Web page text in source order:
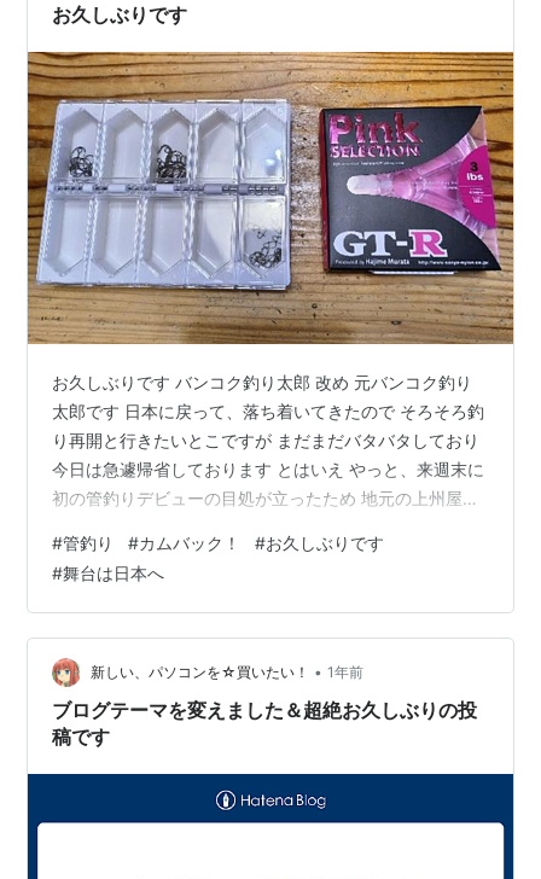
お久しぶりです
お久しぶりです バンコク釣り太郎 改め 元バンコク釣り
太郎です 日本に戻って、落ち着いてきたので そろそろ釣
り再開と行きたいとこですが まだまだバタバタしており
今日は急遽帰省しております とはいえ やっと、来週末に
初の管釣りデビューの目処が立ったため 地元の上州屋に
しました 中学生の時は上州屋だったのに グループからは
離脱していたり バス釣りコーナーのエリア面積が半分以
下になっていたり 時代の流れを感じましたな しかし、ト
ラウトってのは 何でもかんでも小さいね ラインなんて
3lbだせ？！ タイでやってたエビより細い ともあれ、初
めての釣りは…
#管釣り #カムバック！ #お久しぶりです
#舞台は日本へ
新しい、パソコンを☆買いたい！ • 1年前
ブログテーマを変えました＆超絶お久しぶりの投
稿です